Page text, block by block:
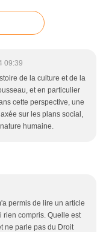
09:39
de la culture et de la
et en particulier
cette perspective, une
sur les plans social,
humaine.
permis de lire un article
rien compris. Quelle est
ne parle pas du Droit